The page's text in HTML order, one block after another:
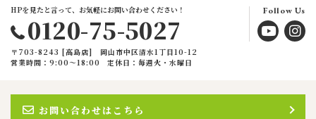
HPを見たと言って、お気軽にお問い合わせください！
0120-75-5027
Follow Us
〒703-8243 [高島店] 岡山市中区清水1丁目10-12
営業時間：9:00〜18:00
定休日：毎週火・水曜日
お問い合わせはこちら